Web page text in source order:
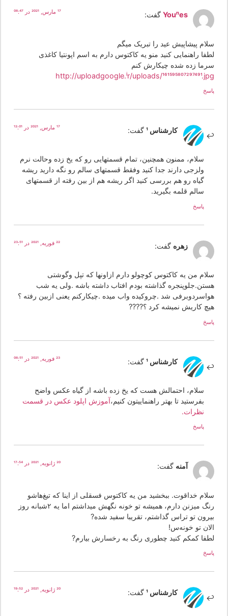
Younes گفت:
پیشاپیش عید را تبریک میگم
راهنمایی کنید منو یه کاکتوس دارم به اسم اپونتیا کاغذی
زده شده چیکارش کنم
http://uploadgoogle.ir/uploads/
کارشناس 1 گفت:
سلام، ممنون همچنین، تمام قسمتهایی رو که یخ زده وحالت نرم
ولزجی دارند جدا کنید وفقط قسمتهای سالم رو نگه دارید ریشه
گیاه رو هم بررسی کنید اگر ریشه هم از بین رفته از قسمتهای
سالم قلمه بگیرید.
زهره گفت:
من یه کاکتوس کوچولو دارم ازاونها که تپل وگوشتی
گذاشته بودم افتاب داشته باشه .ولی یه شب
شد .چروکیده واب میده .چیکارکنم یعنی ازبین رفته ؟
کاریش نمیشه کرد ؟????
کارشناس 1 گفت:
سلام، احتمالش هست که یخ زده باشه از گیاه عکس واضح
بفرستید تا بهتر راهنماییتون کنیم، آموزش اپلود عکس در قسمت
نظرات.
آمنه گفت:
خداقوت. ببخشید من یه کاکتوس فسقلی از اینا که تیغ‌هاشو
رنگ میزنن دارم، همیشه تو خونه نگهش میداشتم اما یه ۲شبانه روز
تو تراس گذاشتم، تقریبا سفید شده?
تو خونه‌س!
کمکم کنید چطوری رنگ به رخسارش بیارم?
کارشناس 1 گفت: